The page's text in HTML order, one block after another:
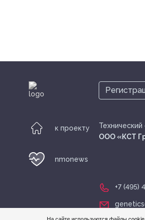
Регистрация
к проекту
nmonews
ООО «КСТ
+7 (495)